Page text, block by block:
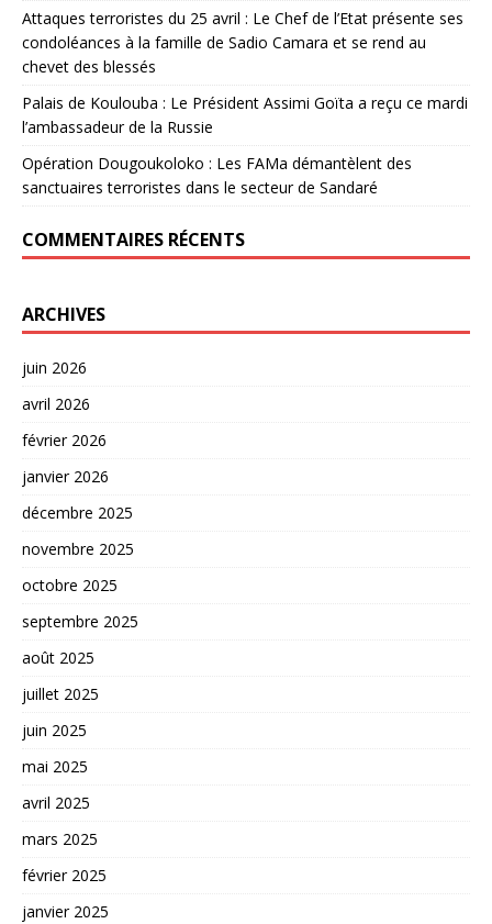
Attaques terroristes du 25 avril : Le Chef de l’Etat présente ses
condoléances à la famille de Sadio Camara et se rend au
chevet des blessés
Palais de Koulouba : Le Président Assimi Goïta a reçu ce mardi
l’ambassadeur de la Russie
Opération Dougoukoloko : Les FAMa démantèlent des
sanctuaires terroristes dans le secteur de Sandaré
COMMENTAIRES RÉCENTS
ARCHIVES
juin 2026
avril 2026
février 2026
janvier 2026
décembre 2025
novembre 2025
octobre 2025
septembre 2025
août 2025
juillet 2025
juin 2025
mai 2025
avril 2025
mars 2025
février 2025
janvier 2025